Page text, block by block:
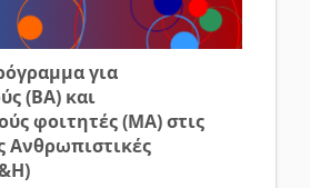
για
(BA) και
φοιτητές (MA) στις
Ανθρωπιστικές